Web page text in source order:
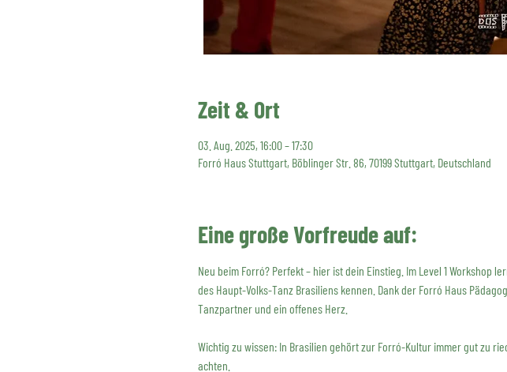
Zeit & Ort
03. Aug. 2025, 16:00 – 17:30
Forró Haus Stuttgart, Böblinger Str. 86, 70199 Stuttgart, Deutschland
Eine große Vorfreude auf:
Neu beim Forró? Perfekt – hier ist dein Einstieg. Im Level 1 Workshop
des Haupt-Volks-Tanz Brasiliens kennen. Dank der Forró Haus
Tanzpartner und ein offenes Herz.
Wichtig zu wissen: In Brasilien gehört zur Forró-Kultur immer gut zu
achten.